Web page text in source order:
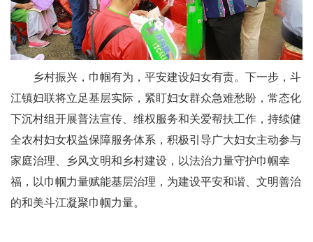
乡村振兴，巾帼有为，平安建设妇女有责。下一步，斗
江镇妇联将立足基层实际，紧盯妇女群众急难愁盼，常态化
下沉村组开展普法宣传、维权服务和关爱帮扶工作，持续健
全农村妇女权益保障服务体系，积极引导广大妇女主动参与
家庭治理、乡风文明和乡村建设，以法治力量守护巾帼幸
福，以巾帼力量赋能基层治理，为建设平安和谐、文明善治
的和美斗江凝聚巾帼力量。